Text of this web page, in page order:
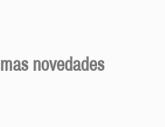
novedades